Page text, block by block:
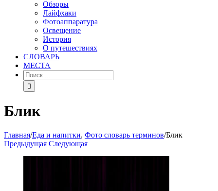
Обзоры
Лайфхаки
Фотоаппаратура
Освещение
История
О путешествиях
CЛОВАРЬ
МЕСТА
Блик
Главная/Еда и напитки, Фото словарь терминов/Блик
Предыдущая Следующая